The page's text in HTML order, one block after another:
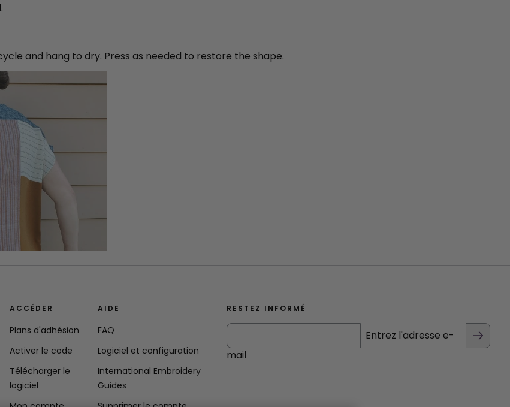
and hang to dry. Press as needed to restore the shape.
ACCÉDER
Plans d'adhésion
Activer le code
Télécharger le
logiciel
AIDE
FAQ
Logiciel et configuration
International Embroidery
Guides
RESTEZ INFORMÉ
Entrez l'adresse e-
mail